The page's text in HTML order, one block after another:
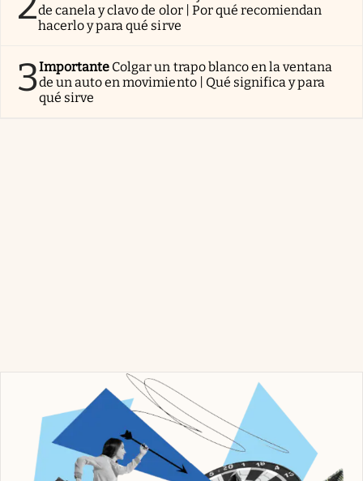
de canela y clavo de olor | Por qué recomiendan
hacerlo y para qué sirve
3Importante Colgar un trapo blanco en la ventana
de un auto en movimiento | Qué significa y para
qué sirve